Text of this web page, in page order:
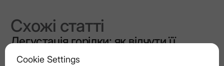
Cookie Settings
Схожі статті
Дегустація горілки: як відчути її
справжній смак